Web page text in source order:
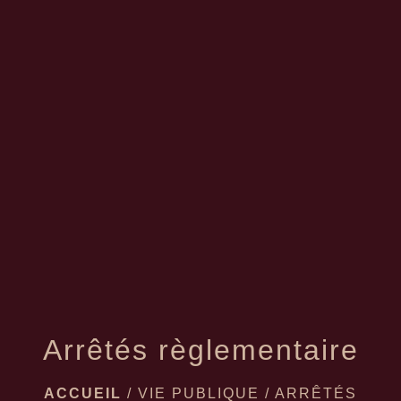
Arrêtés règlementaire
ACCUEIL / VIE PUBLIQUE / ARRÊTÉS